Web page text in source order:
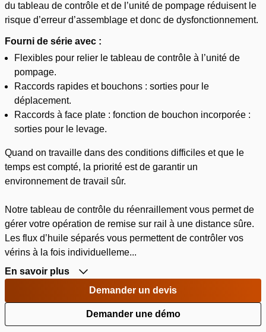
du tableau de contrôle et de l’unité de pompage réduisent le
risque d’erreur d’assemblage et donc de dysfonctionnement.
Fourni de série avec :
Flexibles pour relier le tableau de contrôle à l’unité de
pompage.
Raccords rapides et bouchons : sorties pour le
déplacement.
Raccords à face plate : fonction de bouchon incorporée :
sorties pour le levage.
Quand on travaille dans des conditions difficiles et que le
temps est compté, la priorité est de garantir un
environnement de travail sûr.
Notre tableau de contrôle du réenraillement vous permet de
gérer votre opération de remise sur rail à une distance sûre.
Les flux d’huile séparés vous permettent de contrôler vos
vérins à la fois individuelleme...
En savoir plus
Demander un devis
Demander une démo